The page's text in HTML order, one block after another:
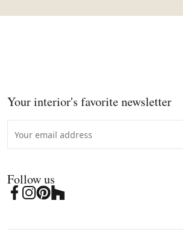
Your interior's favorite newsletter
Follow us